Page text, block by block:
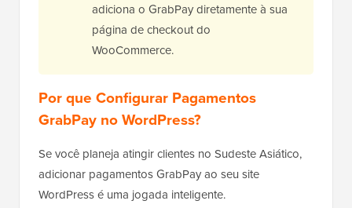
adiciona o GrabPay diretamente à sua
página de checkout do
WooCommerce.
Por que Configurar Pagamentos
GrabPay no WordPress?
Se você planeja atingir clientes no Sudeste Asiático,
adicionar pagamentos GrabPay ao seu site
WordPress é uma jogada inteligente.